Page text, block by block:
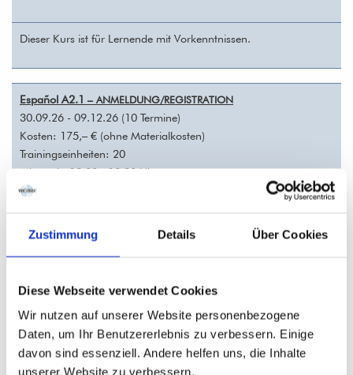
Zustimmung Details Über Cookies
Diese Webseite verwendet Cookies
Wir nutzen auf unserer Website personenbezogene
Daten, um Ihr Benutzererlebnis zu verbessern. Einige
davon sind essenziell. Andere helfen uns, die Inhalte
unserer Website zu verbessern.
Dieser Kurs ist für Lernende mit Vorkenntnissen.
Español A2.1 – ANMELDUNG/REGISTRATION
30.09.26 - 09.12.26 (10 Termine)
Kosten: 175,– € (ohne Materialkosten)
Trainingseinheiten: 20
Mittwoch, 18.00 - 19.30 Uhr
mit Eliza Pieleanu
Español A2 Café y Conversación– ANMELDUNG/REGISTRATION
02.10.26 - 11.12.26 (10 Termine)
Kosten: 175,– € (ohne Materialkosten)